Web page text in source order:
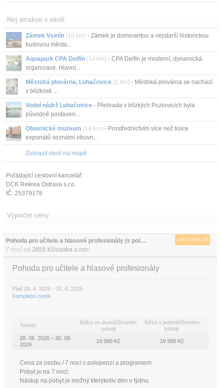
Nej atrakce v okolí
Zámek Vsetín (16 km) - Zámek je dominantou a nejstarší historickou
budovou města...
Aquapark CPA Delfín (14 km) - CPA Delfín je moderní, dynamická
organizace. Hlavní...
Městská plovárna, Luhačovice (2 km) - Městská plovárna se nachází
v blízkosti ...
Vodní nádrž Luhačovice - Přehrada v blízkých Pozlovicích byla
původně postaven...
Obuvnické muzeum (14 km) - Prostřednictvím více než tisíce
exponátů seznámí obuvn...
Zobrazit okolí na mapě
Pořádající cestovní kancelář:
DCK Rekrea Ostrava s.r.o.
IČ: 25379178
Výpočet ceny
Pohoda pro učitele a hlasové profesionály (s polopenzí)
7 nocí od 2855 Kč/osoba a noc
LAST MINUTE
Pohoda pro učitele a hlasové profesionály
Platí 28. 6. 2026 - 30. 8. 2026
Kompletní ceník
Termín
lůžko ve dvoulůžkovém
pokoji
lůžko v jednolůžkovém
pokoji
28. 06. 2026 – 30. 08.
2026
19 990 Kč 19 990 Kč
Cena za osobu / 7 nocí s polopenzí a programem.
Pobyt je na 7 nocí.
Nástup na pobyt je možný kterýkoliv den v týdnu.